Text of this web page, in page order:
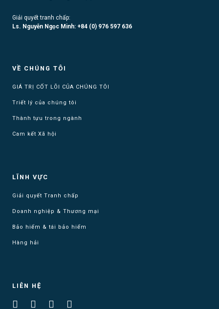
Giải quyết tranh chấp:
Ls. Nguyễn Ngọc Minh: +84 (0) 976 597 636
VỀ CHÚNG TÔI
GIÁ TRỊ CỐT LÕI CỦA CHÚNG TÔI
Triết lý của chúng tôi
Thành tựu trong ngành
Cam kết Xã hội
LĨNH VỰC
Giải quyết Tranh chấp
Doanh nghiệp & Thương mại
Bảo hiểm & tái bảo hiểm
Hàng hải
LIÊN HỆ